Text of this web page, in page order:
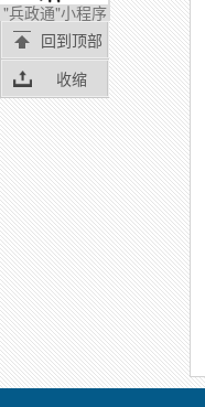
"兵政通"小程序
回到顶部
收缩